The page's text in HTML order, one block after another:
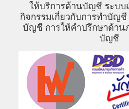
ให้บริการด้านบัญชี ระบบ
กิจกรรมเกี่ยวกับการทำบัญ
บัญชี การให้คำปรึกษาด้าน
บัญชี